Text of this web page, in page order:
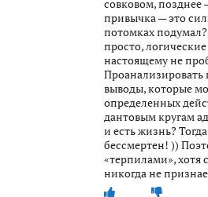
совковом,
привычка — это
потомках
просто,
настоящему не
Проанализировать
выводы, которые
определенных
дантовым кругам
и есть жизнь?
бессмертен! ))
«терпилами», хотя
никогда не